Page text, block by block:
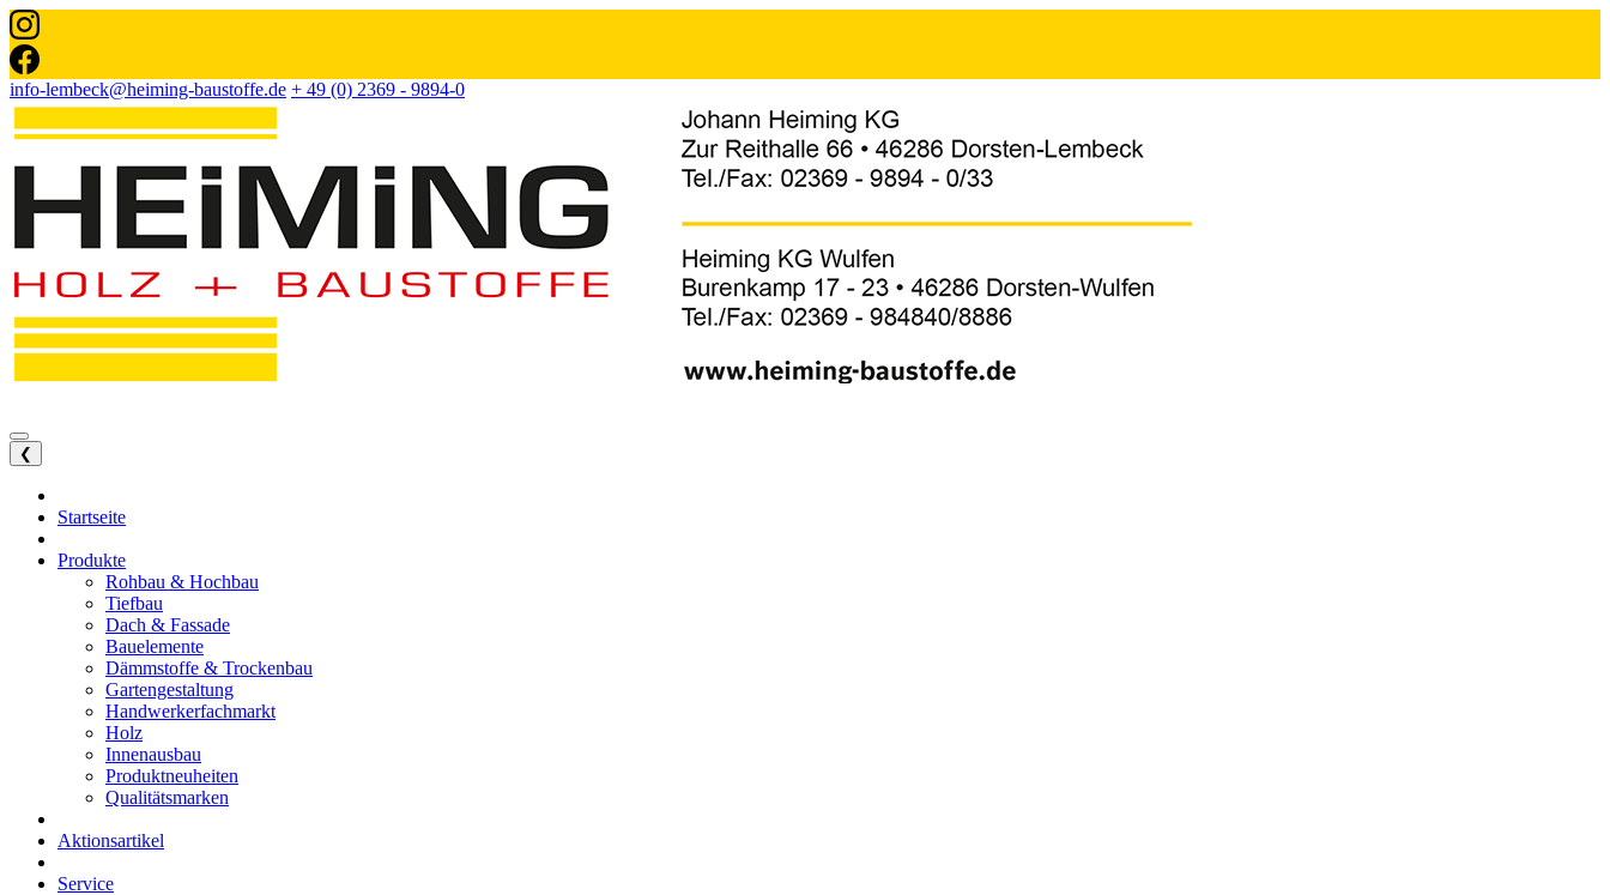
info-lembeck@heiming-baustoffe.de + 49 (0) 2369 - 9894-0
❮
Startseite
Produkte
Rohbau & Hochbau
Tiefbau
Dach & Fassade
Bauelemente
Dämmstoffe & Trockenbau
Gartengestaltung
Handwerkerfachmarkt
Holz
Innenausbau
Produktneuheiten
Qualitätsmarken
Aktionsartikel
Service